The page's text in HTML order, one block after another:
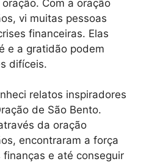
Com a oração
vi muitas pessoas
financeiras. Elas
e a gratidão podem
difíceis.
relatos inspiradores
de São Bento.
da oração
encontraram a força
e até conseguir